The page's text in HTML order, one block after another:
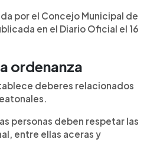
por el Concejo Municipal de
en el Diario Oficial el 16
ordenanza
deberes relacionados
personas deben respetar las
entre ellas aceras y